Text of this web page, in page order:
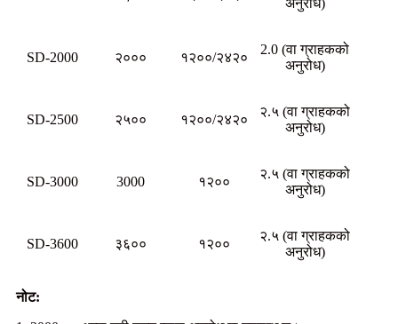
SD-2000 २००० १२००/२४२०
2.0 (वा ग्राहकको
अनुरोध)
SD-2500 २५०० १२००/२४२०
२.५ (वा ग्राहकको
अनुरोध)
SD-3000 3000 १२००
२.५ (वा ग्राहकको
अनुरोध)
SD-3600 ३६०० १२००
२.५ (वा ग्राहकको
अनुरोध)
नोट: